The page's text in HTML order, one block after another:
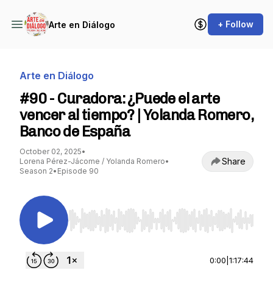
Arte en Diálogo + Follow
Arte en Diálogo
#90 - Curadora: ¿Puede el arte
vencer al tiempo? | Yolanda Romero,
Banco de España
October 02, 2025•
Lorena Pérez-Jácome / Yolanda Romero•
Season 2• Episode 90
Share
Use Left/Right to seek, Home/End to jump to
0:00 1:17:44